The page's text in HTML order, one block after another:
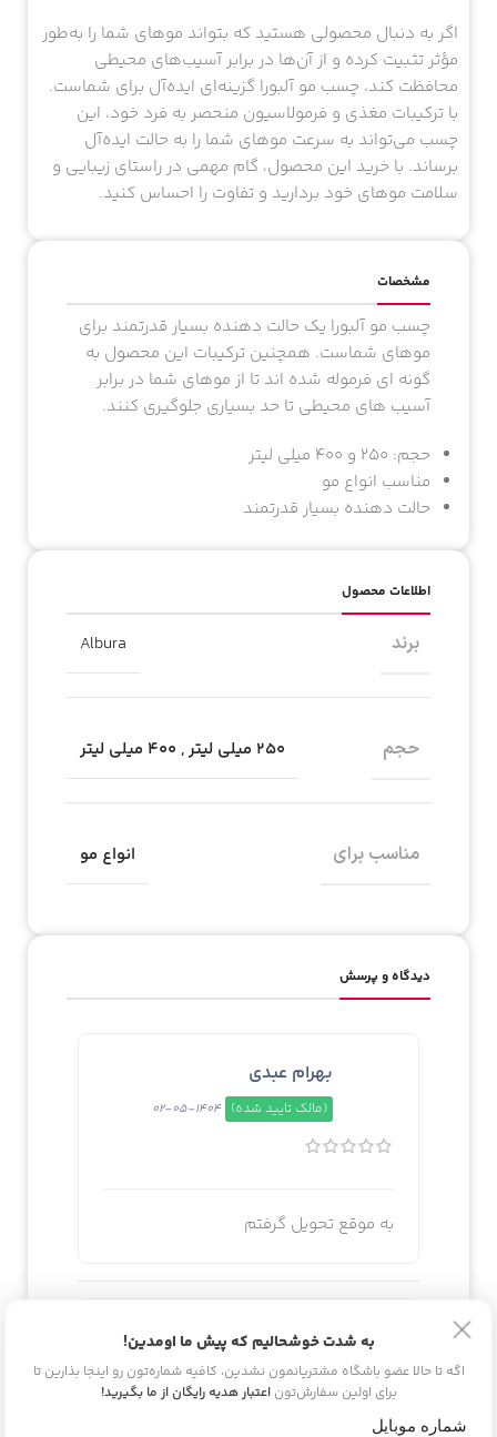
اگر به دنبال محصولی هستید که بتواند موهای شما را به‌طور
مؤثر تثبیت کرده و از آن‌ها در برابر آسیب‌های محیطی
محافظت کند، چسب مو آلبورا گزینه‌ای ایده‌آل برای شماست.
با ترکیبات مغذی و فرمولاسیون منحصر به فرد خود، این
چسب می‌تواند به سرعت موهای شما را به حالت ایده‌آل
برساند. با خرید این محصول، گام مهمی در راستای زیبایی و
سلامت موهای خود بردارید و تفاوت را احساس کنید.
مشخصات
چسب مو آلبورا یک حالت دهنده بسیار قدرتمند برای
موهای شماست. همچنین ترکیبات این محصول به
گونه ای فرموله شده اند تا از موهای شما در برابر
آسیب های محیطی تا حد بسیاری جلوگیری کنند.
حجم: 250 و 400 میلی لیتر
مناسب انواع مو
حالت دهنده بسیار قدرتمند
اطلاعات محصول
برند Albura
حجم ۲۵۰ میلی لیتر , 400 میلی لیتر
مناسب برای انواع مو
دیدگاه و پرسش
بهرام عبدی
(مالک تایید شده) 1404-05-02
به موقع تحویل گرفتم
پیام ترابی
(مالک تایید شده) 1404-05-06
به شدت خوشحالیم که پیش ما اومدین!
اگه تا حالا عضو باشگاه مشتریانمون نشدین، کافیه شماره‌تون رو اینجا بذارین تا
برای اولین سفارش‌توناعتبار هدیه رایگان از ما بگیرید!
شماره موبایل